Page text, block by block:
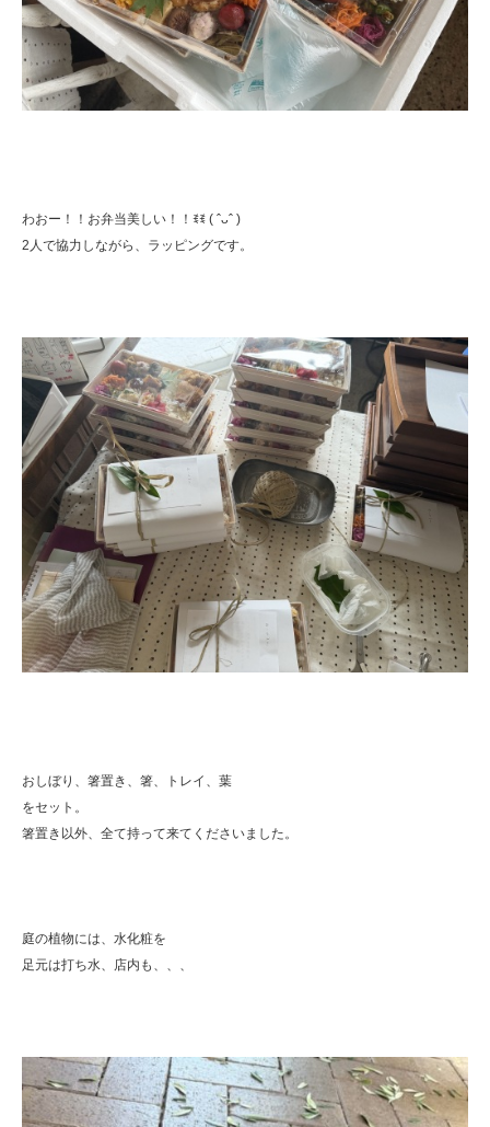
わおー！！お弁当美しい！！ꉂꉂ ( ˆᴗˆ )
2人で協力しながら、ラッピングです。
おしぼり、箸置き、箸、トレイ、葉
をセット。
箸置き以外、全て持って来てくださいました。
庭の植物には、水化粧を
足元は打ち水、店内も、、、